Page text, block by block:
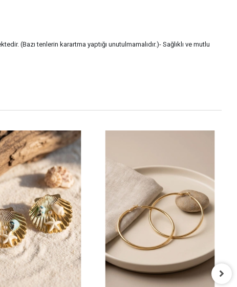
(Bazı tenlerin karartma yaptığı unutulmamalıdır.)- Sağlıklı ve mutlu